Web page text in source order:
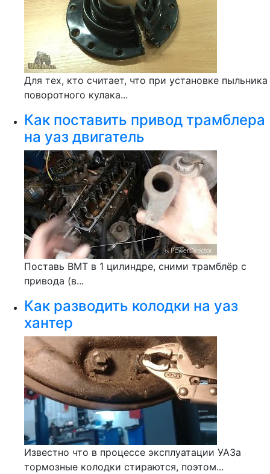
Для тех, кто считает, что при установке пыльника
поворотного кулака...
Как поставить привод трамблера
на уаз двигатель
Поставь ВМТ в 1 цилиндре, сними трамблёр с
привода (в...
Как разводить колодки на уаз
хантер
Известно что в процессе эксплуатации УАЗа
тормозные колодки стираются, поэтом...